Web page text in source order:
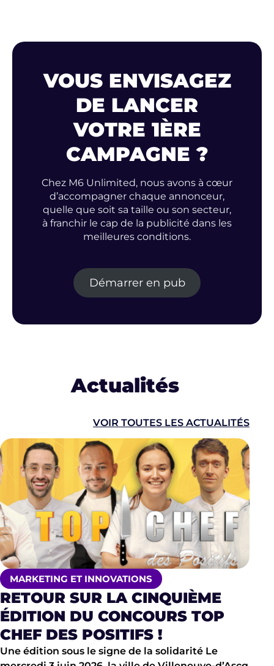
VOUS ENVISAGEZ
DE LANCER
VOTRE 1ÈRE
CAMPAGNE ?
Chez M6 Unlimited, nous avons à cœur
d’accompagner chaque annonceur,
quelle que soit sa taille ou son secteur,
à franchir le cap de la publicité dans les
meilleures conditions.
Démarrer en pub
Actualités
VOIR TOUTES LES ACTUALITÉS
MARKETING ET INNOVATIONS
RETOUR SUR LA CINQUIÈME
ÉDITION DU CONCOURS TOP
CHEF DES POSITIFS !
Une édition sous le signe de la solidarité Le